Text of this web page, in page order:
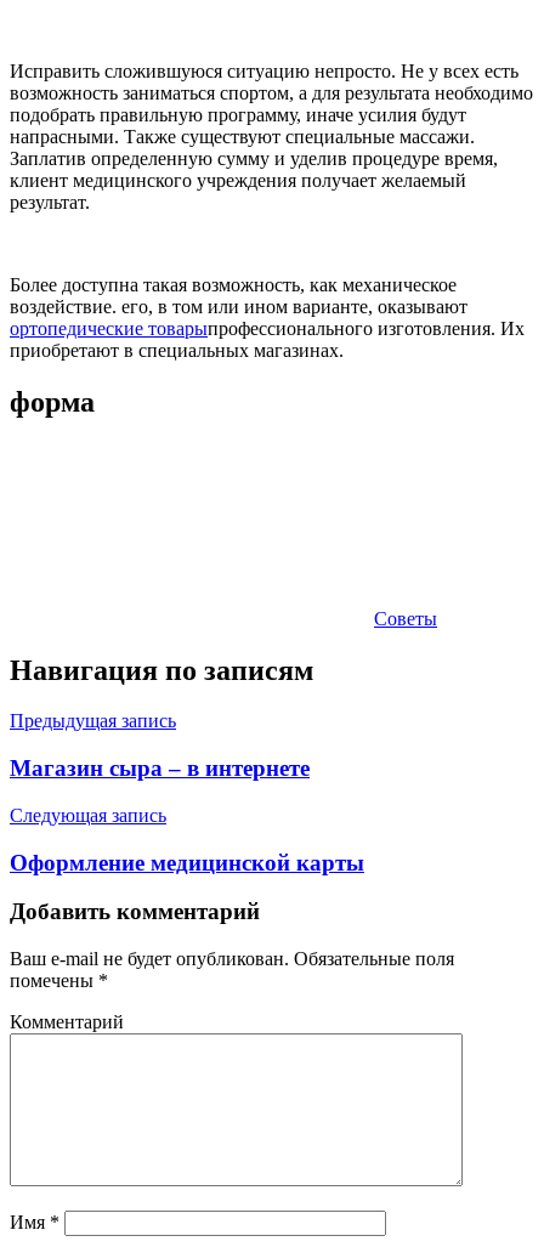
Исправить сложившуюся ситуацию непросто. Не у всех есть
возможность заниматься спортом, а для результата необходимо
подобрать правильную программу, иначе усилия будут
напрасными. Также существуют специальные массажи.
Заплатив определенную сумму и уделив процедуре время,
клиент медицинского учреждения получает желаемый
результат.
Более доступна такая возможность, как механическое
воздействие. его, в том или ином варианте, оказывают
ортопедические товарыпрофессионального изготовления. Их
приобретают в специальных магазинах.
форма
Советы
Навигация по записям
Предыдущая запись
Магазин сыра – в интернете
Следующая запись
Оформление медицинской карты
Добавить комментарий
Ваш e-mail не будет опубликован. Обязательные поля
помечены *
Комментарий
Имя *